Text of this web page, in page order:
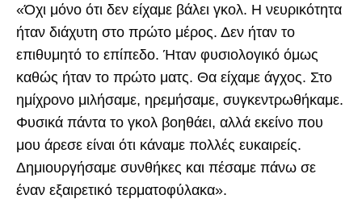
«Όχι μόνο ότι δεν είχαμε βάλει γκολ. Η νευρικότητα
ήταν διάχυτη στο πρώτο μέρος. Δεν ήταν το
επιθυμητό το επίπεδο. Ήταν φυσιολογικό όμως
καθώς ήταν το πρώτο ματς. Θα είχαμε άγχος. Στο
ημίχρονο μιλήσαμε, ηρεμήσαμε, συγκεντρωθήκαμε.
Φυσικά πάντα το γκολ βοηθάει, αλλά εκείνο που
μου άρεσε είναι ότι κάναμε πολλές ευκαιρείς.
Δημιουργήσαμε συνθήκες και πέσαμε πάνω σε
έναν εξαιρετικό τερματοφύλακα».